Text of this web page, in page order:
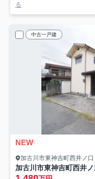
る
中古一戸建
NEW
加古川市東神吉町西井ノ口
加古川市東神吉町西井